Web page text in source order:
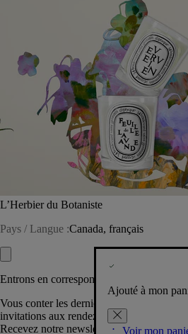
L’Herbier du Botaniste
Pays / Langue :Canada, français
Ajouté à mon
Voir mon
Entrons en correspondance​
Vous conter les dernières créations de la
invitations aux rendez-vous Diptyque,
Recevez notre newsletter.